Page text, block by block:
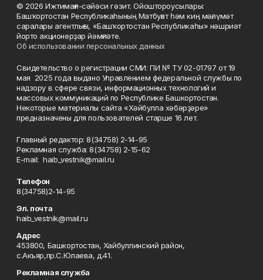
© 2026 Ижтимағи-сәйәси гәзит. Ойоштороусылары:
Башҡортостан Республикаһының Матбуғат һәм киң мәғлүмәт
саралары агентлығы, «Башҡортостан Республикаһы» нәшриәт
йорто акционерҙар йәмғиәте.
Об использовании персональных данных
Свидетельство о регистрации СМИ: ПИ № ТУ 02-01797 от 19
мая 2025 года выдано Управлением федеральной службы по
надзору в сфере связи, информационных технологий и
массовых коммуникаций по Республике Башкортостан.
Некоторые материалы сайта «Хәйбулла хәбәрҙәре»
предназначены для пользователей старше 16 лет.
Главный редактор: 8(34758) 2-14-95
Рекламная служба: 8(34758) 2-15-62
Е-mаil: haib_vestnik@mail.ru
Телефон
8(34758)2-14-95
Эл. почта
haib_vestnik@mail.ru
Адрес
453800, Башкортостан, Хайбуллинский район,
с.Акъяр,пр.С.Юлаева, д.41.
Рекламная служба